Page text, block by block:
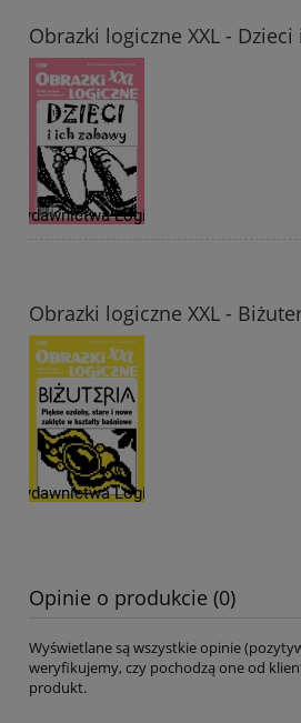
Obrazki logiczne XXL -
Obrazki logiczne XXL -
Opinie o produkcie (0)
Wyświetlane są wszystkie opinie
weryfikujemy, czy pochodzą one od
produkt.